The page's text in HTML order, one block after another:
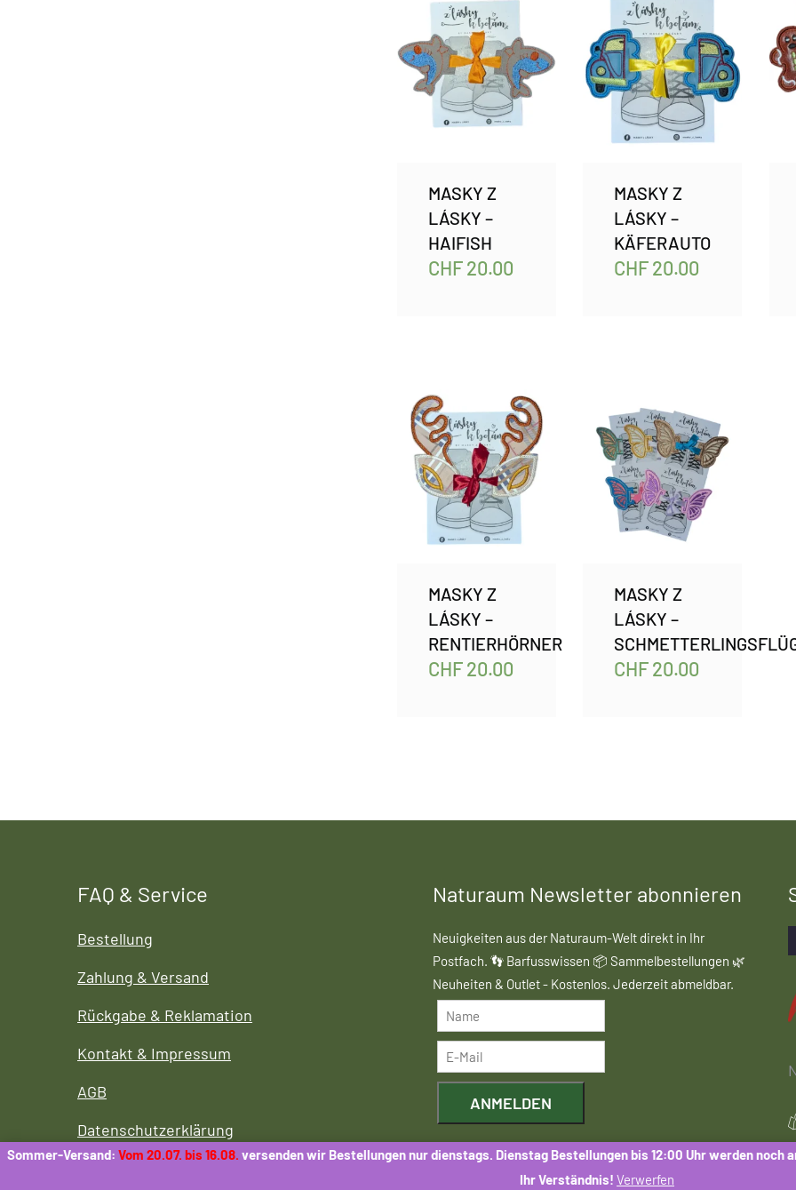
Sommer-Versand: Vom 20.07. bis 16.08. versenden wir Bestellungen nur dienstags. Dienstag Bestellungen bis 12:00 Uhr werden noch
Ihr Verständnis! Verwerfen
MASKY Z
LÁSKY –
HAIFISH
CHF20.00
MASKY Z
LÁSKY –
KÄFERAUTO
CHF20.00
MASKY Z
LÁSKY –
RENTIERHÖRNER
CHF20.00
MASKY Z
LÁSKY –
CHF20.00
FAQ & Service
Bestellung
Zahlung & Versand
Rückgabe & Reklamation
Kontakt & Impressum
AGB
Datenschutzerklärung
Naturaum Newsletter abonnieren
Neuigkeiten aus der Naturaum-Welt direkt in Ihr
Postfach. 👣 Barfusswissen 📦 Sammelbestellungen 🌿
Neuheiten & Outlet - Kostenlos. Jederzeit abmeldbar.
ANMELDEN
Mit der Anmeldung stimmen Sie dem Erhalt des
Naturaum-Newsletters zu. Eine Weitergabe Ihrer Daten